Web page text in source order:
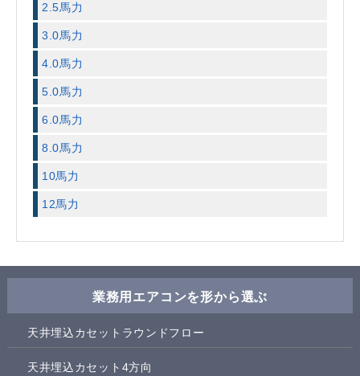
2.5馬力
3.0馬力
4.0馬力
5.0馬力
6.0馬力
8.0馬力
10馬力
12馬力
業務用エアコンを形から選ぶ
天井埋込カセットラウンドフロー
天井埋込カセット4方向